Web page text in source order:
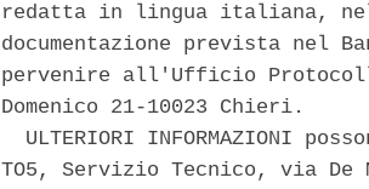
redatta in lingua italiana,
documentazione prevista nel
pervenire all'Ufficio
Domenico 21-10023 Chieri.
ULTERIORI INFORMAZIONI
TO5, Servizio Tecnico, via